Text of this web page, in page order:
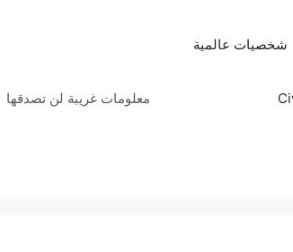
معلومات غريبة لن تصدقها
شخصيات عالمية